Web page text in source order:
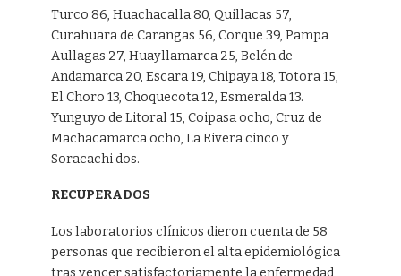
Turco 86, Huachacalla 80, Quillacas 57,
Curahuara de Carangas 56, Corque 39, Pampa
Aullagas 27, Huayllamarca 25, Belén de
Andamarca 20, Escara 19, Chipaya 18, Totora 15,
El Choro 13, Choquecota 12, Esmeralda 13.
Yunguyo de Litoral 15, Coipasa ocho, Cruz de
Machacamarca ocho, La Rivera cinco y
Soracachi dos.
RECUPERADOS
Los laboratorios clínicos dieron cuenta de 58
personas que recibieron el alta epidemiológica